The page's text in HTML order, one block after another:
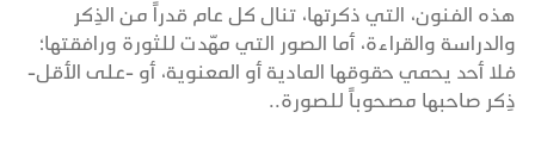
هذه الفنون، التي ذكرتها، تنال كل عام قدراً من الذِكر
والدراسة والقراءة، أما الصور التي مهّدت للثورة ورافقتها؛
فلا أحد يحمي حقوقها المادية أو المعنوية، أو -على الأقل-
ذِكر صاحبها مصحوباً للصورة..